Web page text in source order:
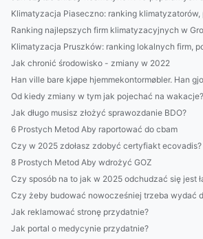
Klimatyzacja Piaseczno: ranking klimatyzatorów,
Ranking najlepszych firm klimatyzacyjnych w
Klimatyzacja Pruszków: ranking lokalnych firm,
Jak chronić środowisko - zmiany w 2022
Han ville bare kjøpe hjemmekontormøbler. Han
Od kiedy zmiany w tym jak pojechać na wakacje?
Jak długo musisz złożyć sprawozdanie BDO?
6 Prostych Metod Aby raportować do cbam
Czy w 2025 zdołasz zdobyć certyfiakt ecovadis?
8 Prostych Metod Aby wdrożyć GOZ
Czy sposób na to jak w 2025 odchudzać się jest
Czy żeby budować nowocześniej trzeba wydać
Jak reklamować stronę przydatnie?
Jak portal o medycynie przydatnie?